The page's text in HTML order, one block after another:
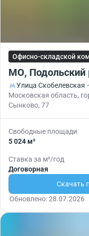
Офисно-складской
МО, Подольский
Улица Скобелевская
Московская область,
Сынково, 77
Свободные площади
5 024 м²
Ставка за м²/год
Договорная
Скачать
Обновлено: 28.07.2026